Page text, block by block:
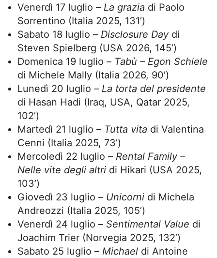
Venerdì 17 luglio – La grazia di Paolo
Sorrentino (Italia 2025, 131’)
Sabato 18 luglio – Disclosure Daydi
Steven Spielberg (USA 2026, 145’)
Domenica 19 luglio – Tabù – Egon Schiele
di Michele Mally (Italia 2026, 90’)
Lunedì 20 luglio – La torta del presidente
di Hasan Hadi (Iraq, USA, Qatar 2025,
102’)
Martedì 21 luglio – Tutta vita di Valentina
Cenni (Italia 2025, 73’)
Mercoledì 22 luglio – Rental Family –
Nelle vite degli altri di Hikari (USA 2025,
103’)
Giovedì 23 luglio – Unicorni di Michela
Andreozzi (Italia 2025, 105’)
Venerdì 24 luglio – Sentimental Value di
Joachim Trier (Norvegia 2025, 132’)
Sabato 25 luglio – Michael di Antoine